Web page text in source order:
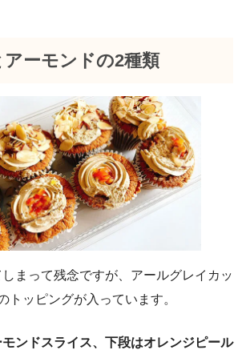
ーモンドの2種類
まって残念ですが、アールグレイカッ
トッピングが入っています。
モンドスライス、下段はオレンジピール